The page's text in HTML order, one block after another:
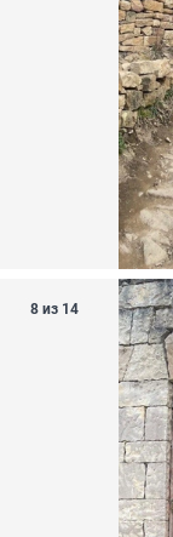
8 из 14